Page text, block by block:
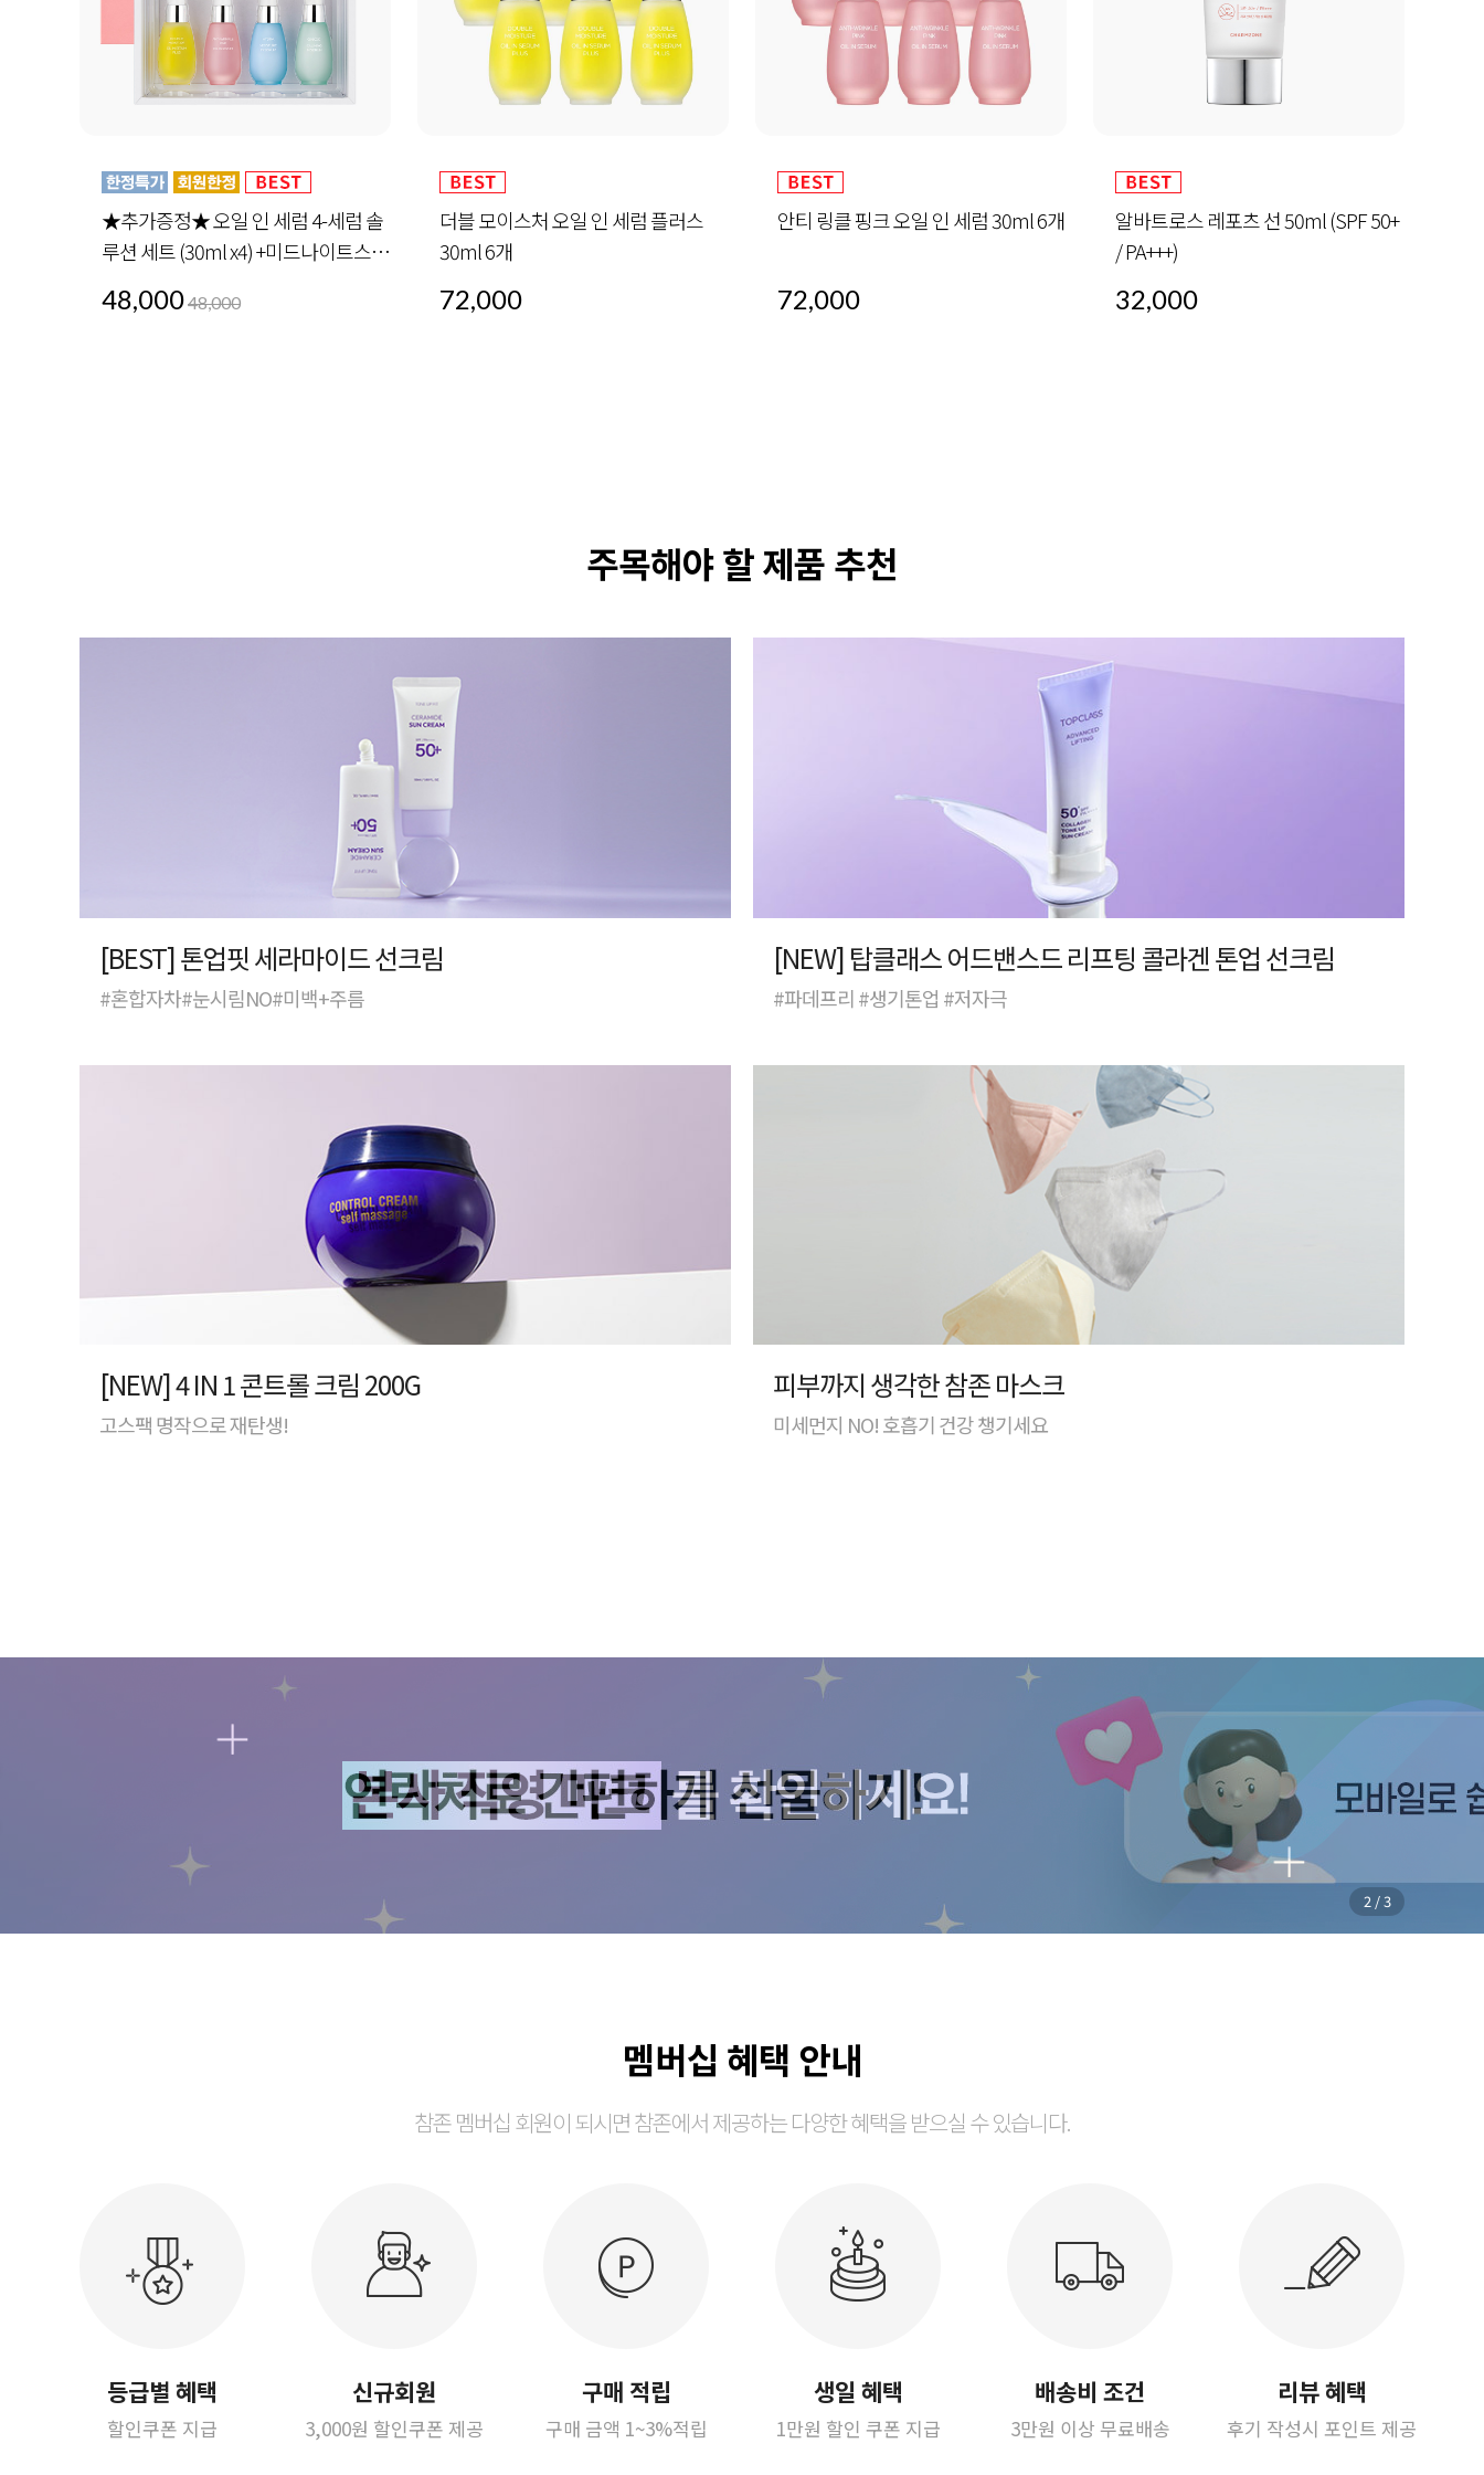
더블 모이스처 오일 인 세럼 플러스
30ml 6개
72,000
안티 링클 핑크 오일 인 세럼 30ml 6개
72,000
알바트로스 레포츠 선 50ml (SPF 50+
32,000
하이드라 수분 인 세럼 30ml 5개
60,000
주목해야 할 제품 추천
[BEST] 톤업핏 세라마이드 선크림
#혼합자차#눈시림NO#미백+주름
[NEW] 탑클래스 어드밴스드 리프팅 콜라겐 톤업 선크림
#파데프리 #생기톤업 #저자극
[NEW] 4 IN 1 콘트롤 크림 200G
고스팩 명작으로 재탄생!
피부까지 생각한 참존 마스크
미세먼지 NO! 호흡기 건강 챙기세요
2/3
멤버십 혜택 안내
참존 멤버십 회원이 되시면 참존에서 제공하는 다양한 혜택을 받으실 수 있습니다.
등급별 혜택
할인쿠폰 지급
신규회원
3,000원 할인쿠폰 제공
구매 적립
구매 금액 1~3%적립
생일 혜택
1만원 할인 쿠폰 지급
배송비 조건
3만원 이상 무료배송
리뷰 혜택
후기 작성시 포인트 제공